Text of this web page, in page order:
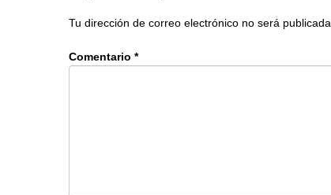
Tu dirección de correo electrónico no será publicada.
Comentario *